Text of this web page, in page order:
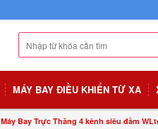
MÁY BAY ĐIỀU KHIỂN TỪ XA
Máy Bay Trực Thăng 4 kênh siêu đầm